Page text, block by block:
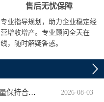
售后无忧保障
专业指导规划，助力企业稳定经
营增收增产。专业顾问全天在
线，随时解疑答惑。
海南上半年贷款增速6.1% 信贷总量保持合理平稳增长 2026-08-03